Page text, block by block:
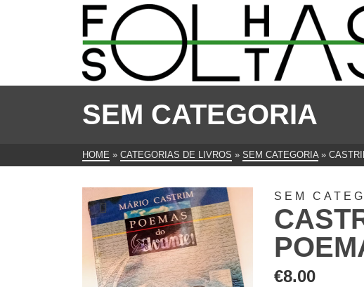
SEM CATEGORIA
HOME » CATEGORIAS DE LIVROS » SEM CATEGORIA »
SEM
€8.00